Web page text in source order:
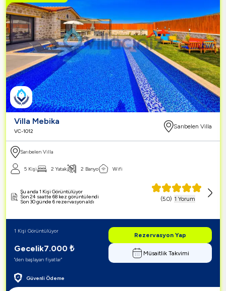
Villa Mebika
VC-1012
Sarıbelen Villa
Sarıbelen Villa
5 Kişi 2 Yatak 2 Banyo Wifi
(5.0) 1 Yorum
Şu anda 1 Kişi Görüntülüyor
Son 24 saatte 68 kez görüntülendi
Son 30 günde 6 rezervasyon aldı
Güvenli Ödeme
Gecelik7.000 ₺
"den başlayan fiyatlar"
1 Kişi Görüntülüyor
Rezervasyon Yap
Müsaitlik Takvimi